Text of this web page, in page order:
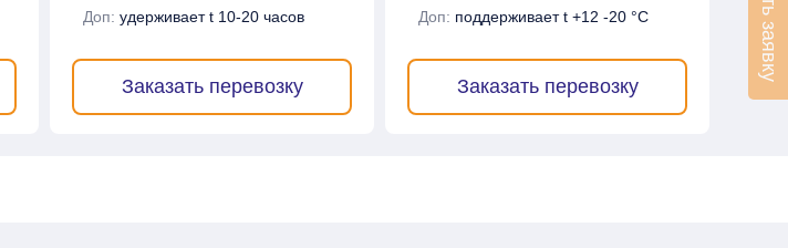
Доп: удерживает t 10-20 часов
Заказать перевозку
Доп: поддерживает t +12 -20 °C
Заказать перевозку